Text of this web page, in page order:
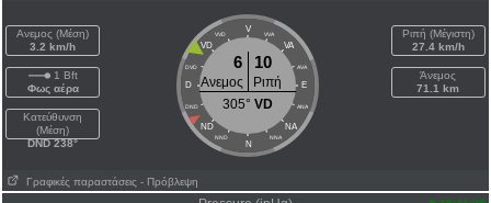
Ανεμος (Μέση)
3.2 km/h
1 Bft
Φως αέρα
Κατεύθυνση
(Μέση)
DND 238°
V
VVD VVA
VD VA
DVD AVA
D E
DND ANA
ND NA
NND NNA
N
6 10
Ανεμος
Ριπή
305° VD
Ριπή (Μέγιστη)
27.4 km/h
Άνεμος
71.1 km
Γραφικές παραστάσεις - Πρόβλεψη